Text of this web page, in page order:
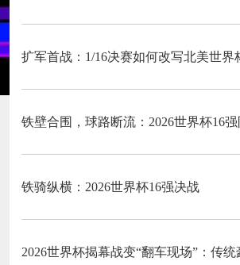
扩军首战：1/16决赛如何改写北美世界
铁壁合围，球路断流：2026世界杯16
铁骑纵横：2026世界杯16强决战
2026世界杯揭幕战变“翻车现场”：传